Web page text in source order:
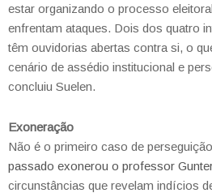
estar organizando o processo
enfrentam ataques. Dois dos quatro
têm ouvidorias abertas contra si, o
cenário de assédio institucional e
concluiu Suelen.
Exoneração
Não é o primeiro caso de
passado exonerou o professor
circunstâncias que revelam indícios